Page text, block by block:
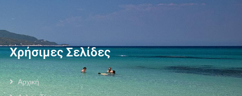
Χρήσιμες Σελίδες
Αρχική